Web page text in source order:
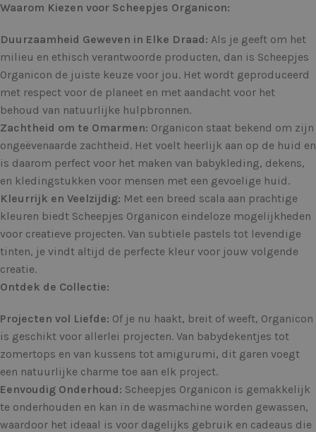
Waarom Kiezen voor Scheepjes Organicon:
Duurzaamheid Geweven in Elke Draad: Als je geeft om het
milieu en ethisch verantwoorde producten, dan is Scheepjes
Organicon de juiste keuze voor jou. Het wordt geproduceerd
met respect voor de planeet en met aandacht voor het
behoud van natuurlijke hulpbronnen.
Zachtheid om te Omarmen: Organicon staat bekend om zijn
ongeëvenaarde zachtheid. Het voelt heerlijk aan op de huid en
is daarom perfect voor het maken van babykleding, dekens,
en kledingstukken voor mensen met een gevoelige huid.
Kleurrijk en Veelzijdig: Met een breed scala aan prachtige
kleuren biedt Scheepjes Organicon eindeloze mogelijkheden
voor creatieve projecten. Van subtiele pastels tot levendige
tinten, je vindt altijd de perfecte kleur voor jouw volgende
creatie.
Ontdek de Collectie:
Projecten vol Liefde: Of je nu haakt, breit of weeft, Organicon
is geschikt voor allerlei projecten. Van babydekentjes tot
zomertops en van kussens tot amigurumi, dit garen voegt
een natuurlijke charme toe aan elk project.
Eenvoudig Onderhoud: Scheepjes Organicon is gemakkelijk
te onderhouden en kan in de wasmachine worden gewassen,
waardoor het ideaal is voor dagelijks gebruik en cadeaus die